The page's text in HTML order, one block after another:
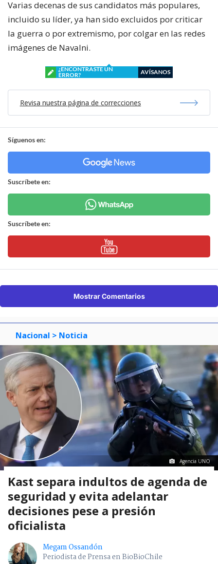
Varias decenas de sus candidatos más populares,
incluido su líder, ya han sido excluidos por criticar
la guerra o por extremismo, por colgar en las redes
imágenes de Navalni.
¿ENCONTRASTE UN
ERROR?
AVÍSANOS
Revisa nuestra página de correcciones
Síguenos en:
Suscríbete en:
Suscríbete en:
Mostrar Comentarios
Nacional > Noticia
Agencia UNO
Kast separa indultos de agenda de
seguridad y evita adelantar
decisiones pese a presión
oficialista
Megam Ossandón
Periodista de Prensa en BioBioChile